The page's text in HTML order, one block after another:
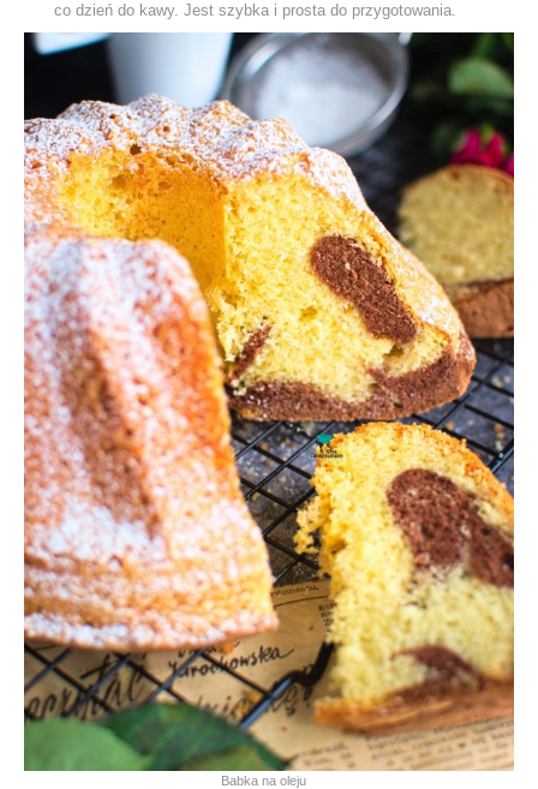
co dzień do kawy. Jest szybka i prosta do przygotowania.
Babka na oleju